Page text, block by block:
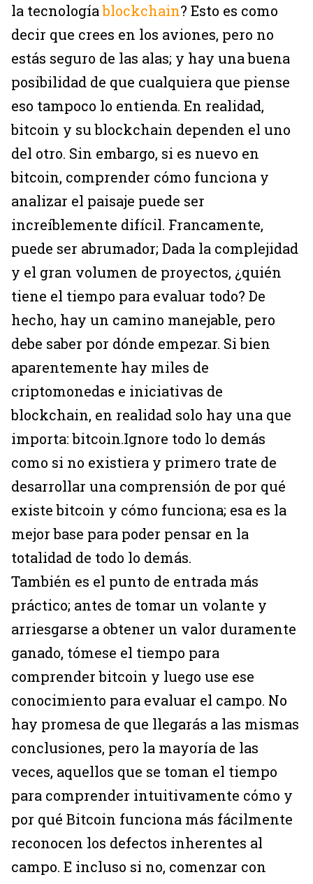
la tecnologíablockchain? Esto es como
decir que crees en los aviones, pero no
estás seguro de las alas; y hay una buena
posibilidad de que cualquiera que piense
eso tampoco lo entienda. En realidad,
bitcoin y su blockchain dependen el uno
del otro. Sin embargo, si es nuevo en
bitcoin, comprender cómo funciona y
analizar el paisaje puede ser
increíblemente difícil. Francamente,
puede ser abrumador; Dada la complejidad
y el gran volumen de proyectos, ¿quién
tiene el tiempo para evaluar todo? De
hecho, hay un camino manejable, pero
debe saber por dónde empezar. Si bien
aparentemente hay miles de
criptomonedas e iniciativas de
blockchain, en realidad solo hay una que
importa: bitcoin.Ignore todo lo demás
como si no existiera y primero trate de
desarrollar una comprensión de por qué
existe bitcoin y cómo funciona; esa es la
mejor base para poder pensar en la
totalidad de todo lo demás.
También es el punto de entrada más
práctico; antes de tomar un volante y
arriesgarse a obtener un valor duramente
ganado, tómese el tiempo para
comprender bitcoin y luego use ese
conocimiento para evaluar el campo. No
hay promesa de que llegarás a las mismas
conclusiones, pero la mayoría de las
veces, aquellos que se toman el tiempo
para comprender intuitivamente cómo y
por qué Bitcoin funciona más fácilmente
reconocen los defectos inherentes al
campo. E incluso si no, comenzar con